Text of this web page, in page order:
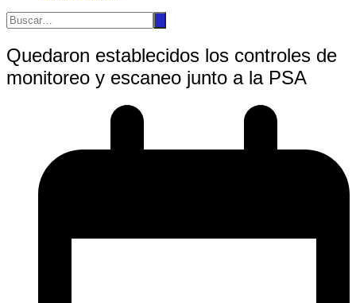
Quedaron establecidos los controles de
monitoreo y escaneo junto a la PSA